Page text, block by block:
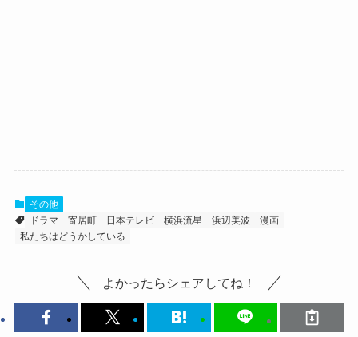
その他
ドラマ
寄居町 日本テレビ 横浜流星 浜辺美波
漫画
私たちはどうかしている
よかったらシェアしてね！